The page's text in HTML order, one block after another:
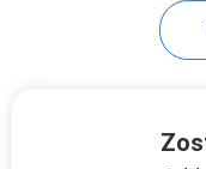
Moduł